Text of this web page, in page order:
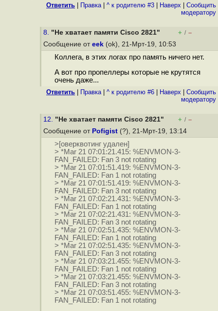
Ответить Правка| ^ к родителю #3 Наверх
Cообщить
модератору
8. "Не хватает памяти Cisco 2821" + / –
Сообщение от eek (ok), 21-Мрт-19, 10:53
Коллега, в этих логах про память ничего нет.
А вот про пропеллеры которые не крутятся
очень даже...
Ответить Правка| ^ к родителю #6 Наверх
Cообщить
модератору
12. "Не хватает памяти Cisco 2821" + / –
Сообщение от Pofigist (?), 21-Мрт-19, 13:14
>[оверквотинг удален]
> *Mar 21 07:01:21.415: %ENVMON-3-
FAN_FAILED: Fan 3 not rotating
> *Mar 21 07:01:51.419: %ENVMON-3-
FAN_FAILED: Fan 1 not rotating
> *Mar 21 07:01:51.419: %ENVMON-3-
FAN_FAILED: Fan 3 not rotating
> *Mar 21 07:02:21.431: %ENVMON-3-
FAN_FAILED: Fan 1 not rotating
> *Mar 21 07:02:21.431: %ENVMON-3-
FAN_FAILED: Fan 3 not rotating
> *Mar 21 07:02:51.435: %ENVMON-3-
FAN_FAILED: Fan 1 not rotating
> *Mar 21 07:02:51.435: %ENVMON-3-
FAN_FAILED: Fan 3 not rotating
> *Mar 21 07:03:21.455: %ENVMON-3-
FAN_FAILED: Fan 1 not rotating
> *Mar 21 07:03:21.455: %ENVMON-3-
FAN_FAILED: Fan 3 not rotating
> *Mar 21 07:03:51.455: %ENVMON-3-
FAN_FAILED: Fan 1 not rotating